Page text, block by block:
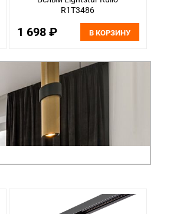
R1T3486
1 698 ₽ В КОРЗИНУ